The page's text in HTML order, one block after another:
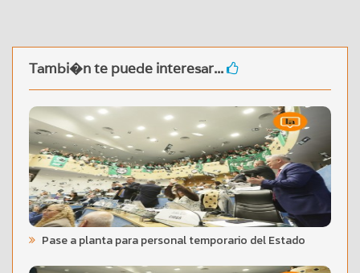
Tambi�n te puede interesar...
Pase a planta para personal temporario del Estado